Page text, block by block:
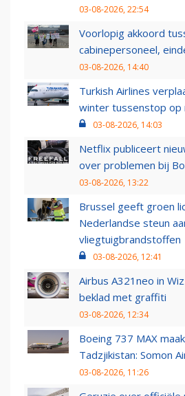
03-08-2026, 22:54
Voorlopig akkoord
cabinepersoneel,
03-08-2026, 14:40
Turkish Airlines
winter tussenstop op
03-08-2026, 14:03
Netflix publiceert
over problemen bij
03-08-2026, 13:22
Brussel geeft groen
Nederlandse steun
vliegtuigbrandstoffen
03-08-2026, 12:41
Airbus A321neo in
beklad met graffiti
03-08-2026, 12:34
Boeing 737 MAX
Tadzjikistan: Somon
03-08-2026, 11:26